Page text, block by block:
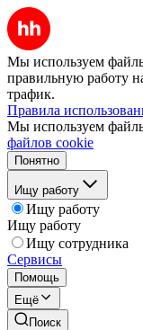
Мы используем
правильную работу
трафик.
Правила
Мы используем
файлов cookie
Понятно
Ищу работу
Ищу работу
Ищу работу
Ищу сотрудника
Сервисы
Помощь
Ещё
Поиск